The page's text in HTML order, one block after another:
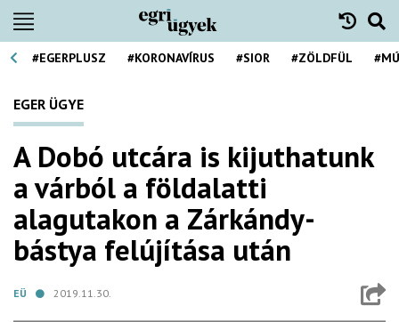
#EGERPLUSZ #KORONAVÍRUS #SIOR #ZÖLDFÜL
EGER ÜGYE
A Dobó utcára is kijuthatunk
a várból a földalatti
alagutakon a Zárkándy-
bástya felújítása után
EÜ 2019.11.30.